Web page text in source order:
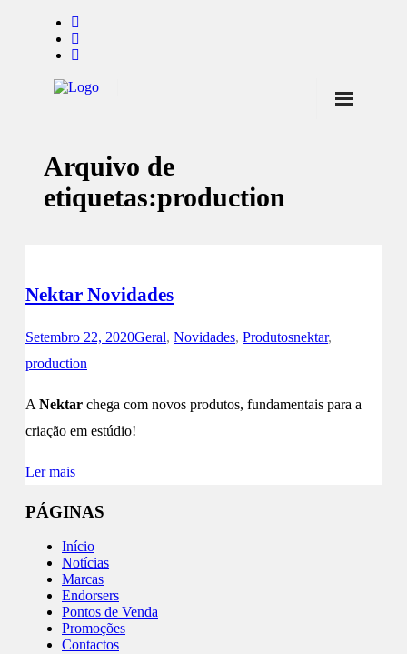
Notícias
Marcas
Contactos
Arquivo de
etiquetas:production
Nektar Novidades
Setembro 22, 2020Geral, Novidades, Produtosnektar,
production
A Nektar chega com novos produtos, fundamentais para a
criação em estúdio!
Ler mais
PÁGINAS
Início
Notícias
Marcas
Endorsers
Pontos de Venda
Promoções
Contactos